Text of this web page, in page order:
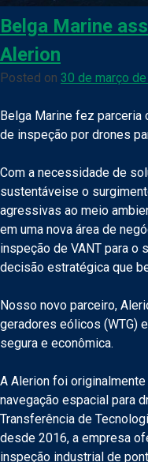
Belga Marine
Alerion
Posted on 30 de março de
Belga Marine fez parceria
de inspeção por drones
Com a necessidade de
sustentáveis ​​e o
agressivas ao meio
em uma nova área de
inspeção de VANT para o
decisão estratégica que
Nosso novo parceiro,
geradores eólicos (WTG)
segura e econômica.
A Alerion foi
navegação espacial para
Transferência de
desde 2016, a empresa
inspeção industrial de